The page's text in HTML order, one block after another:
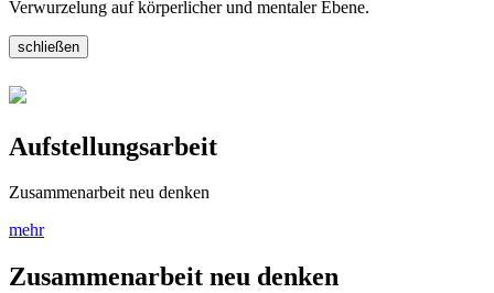
Verwurzelung auf körperlicher und mentaler Ebene.
schließen
Aufstellungsarbeit
Zusammenarbeit neu denken
mehr
Zusammenarbeit neu denken